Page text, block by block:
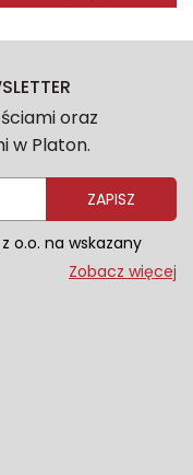
oraz
w Platon.
ZAPISZ
o.o. na wskazany
marketingowe
w naszej
wpłynie na
dokonanego przed
Zobacz więcej